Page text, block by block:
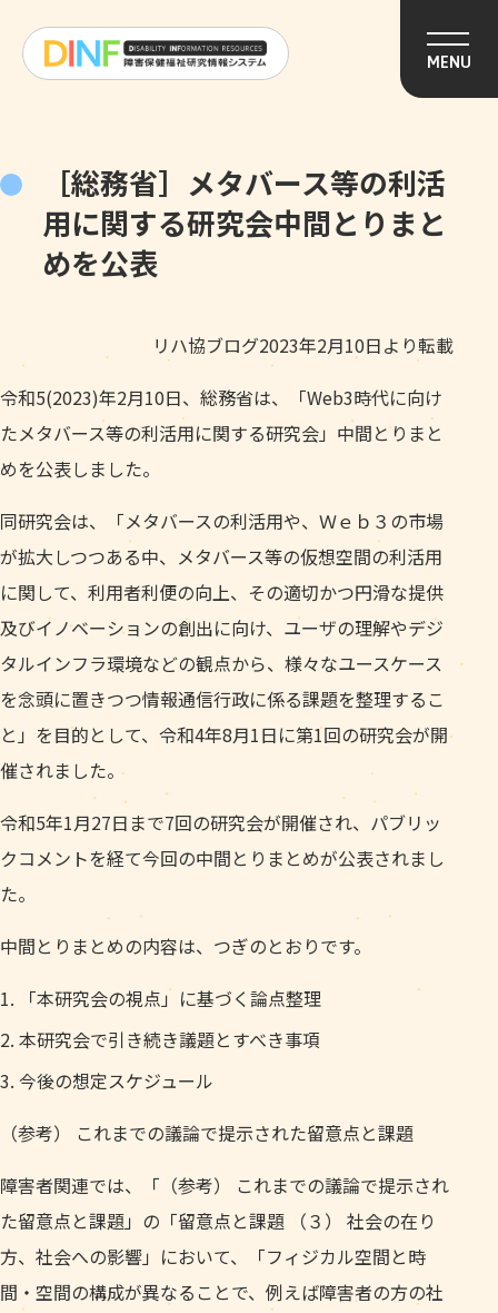
MENU
［総務省］メタバース等の利活
用に関する研究会中間とりまと
めを公表
リハ協ブログ2023年2月10日より転載
令和5(2023)年2月10日、総務省は、「Web3時代に向け
たメタバース等の利活用に関する研究会」中間とりまと
めを公表しました。
同研究会は、「メタバースの利活用や、Ｗｅｂ３の市場
が拡大しつつある中、メタバース等の仮想空間の利活用
に関して、利用者利便の向上、その適切かつ円滑な提供
及びイノベーションの創出に向け、ユーザの理解やデジ
タルインフラ環境などの観点から、様々なユースケース
を念頭に置きつつ情報通信行政に係る課題を整理するこ
と」を目的として、令和4年8月1日に第1回の研究会が開
催されました。
令和5年1月27日まで7回の研究会が開催され、パブリッ
クコメントを経て今回の中間とりまとめが公表されまし
た。
中間とりまとめの内容は、つぎのとおりです。
「本研究会の視点」に基づく論点整理
本研究会で引き続き議題とすべき事項
今後の想定スケジュール
（参考） これまでの議論で提示された留意点と課題
障害者関連では、「（参考） これまでの議論で提示され
た留意点と課題」の「留意点と課題 （３） 社会の在り
方、社会への影響」において、「フィジカル空間と時
間・空間の構成が異なることで、例えば障害者の方の社